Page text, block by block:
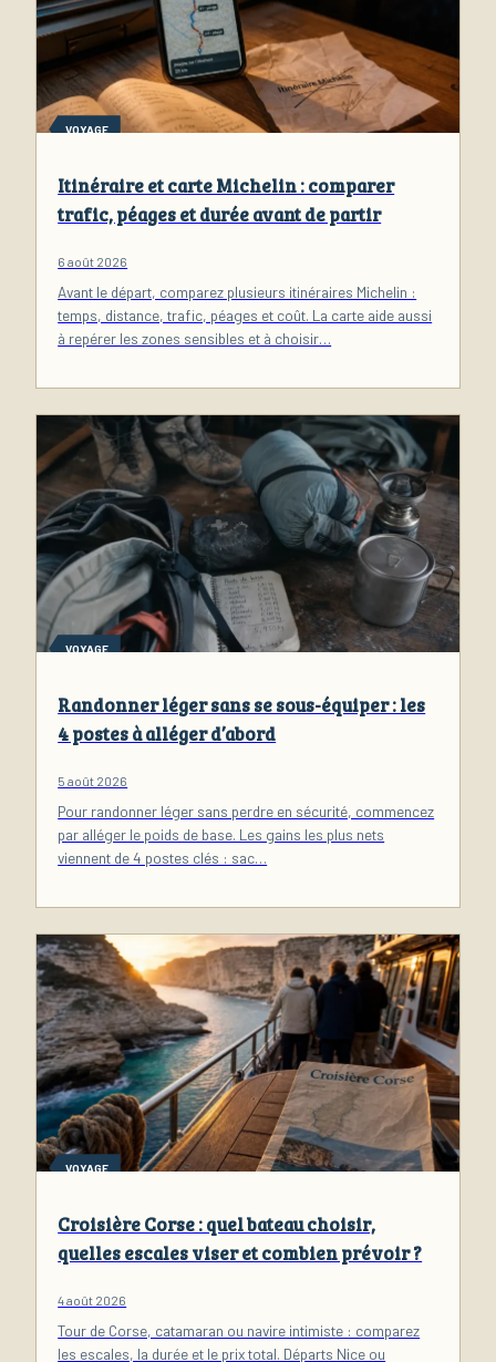
VOYAGE
Itinéraire et carte Michelin : comparer
trafic, péages et durée avant de partir
6 août 2026
Avant le départ, comparez plusieurs itinéraires Michelin :
temps, distance, trafic, péages et coût. La carte aide aussi
à repérer les zones sensibles et à choisir…
VOYAGE
Randonner léger sans se sous-équiper : les
4 postes à alléger d’abord
5 août 2026
Pour randonner léger sans perdre en sécurité, commencez
par alléger le poids de base. Les gains les plus nets
viennent de 4 postes clés : sac…
VOYAGE
Croisière Corse : quel bateau choisir,
quelles escales viser et combien prévoir ?
4 août 2026
Tour de Corse, catamaran ou navire intimiste : comparez
les escales, la durée et le prix total. Départs Nice ou